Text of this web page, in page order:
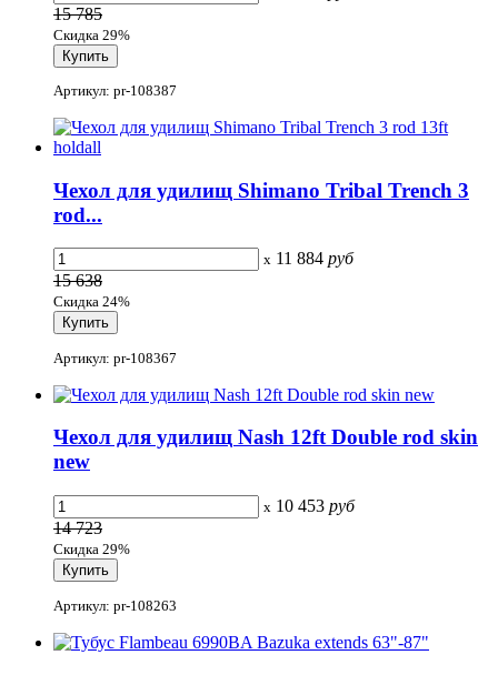
15 785
Скидка 29%
Артикул: pr-108387
Чехол для удилищ Shimano Tribal Trench 3
rod...
x 11 884 руб
15 638
Скидка 24%
Артикул: pr-108367
Чехол для удилищ Nash 12ft Double rod skin
new
x 10 453 руб
14 723
Скидка 29%
Артикул: pr-108263